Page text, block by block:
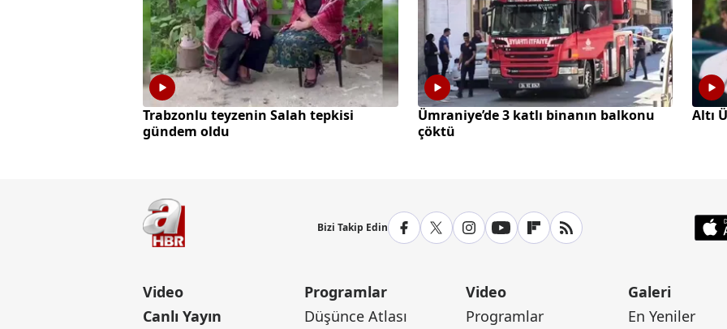
Trabzonlu teyzenin Salah tepkisi
gündem oldu
Ümraniye’de 3 katlı binanın balkonu
çöktü
Altı
Bizi Takip Edin
Video
Canlı Yayın
Programlar
Düşünce Atlası
Video
Programlar
Galeri
En Yeniler